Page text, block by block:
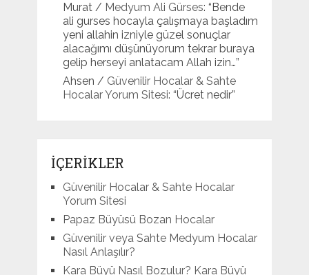
Murat/ Medyum Ali Gürses: “ Bende
ali gurses hocayla çalışmaya başladım
yeni allahin izniyle güzel sonuçlar
alacağımı düşünüyorum tekrar buraya
gelip herseyi anlatacam Allah izin…”
Ahsen / Güvenilir Hocalar & Sahte
Hocalar Yorum Sitesi: “Ücret nedir”
İÇERİKLER
Güvenilir Hocalar & Sahte Hocalar
Yorum Sitesi
Papaz Büyüsü Bozan Hocalar
Güvenilir veya Sahte Medyum Hocalar
Nasıl Anlaşılır?
Kara Büyü Nasıl Bozulur? Kara Büyü